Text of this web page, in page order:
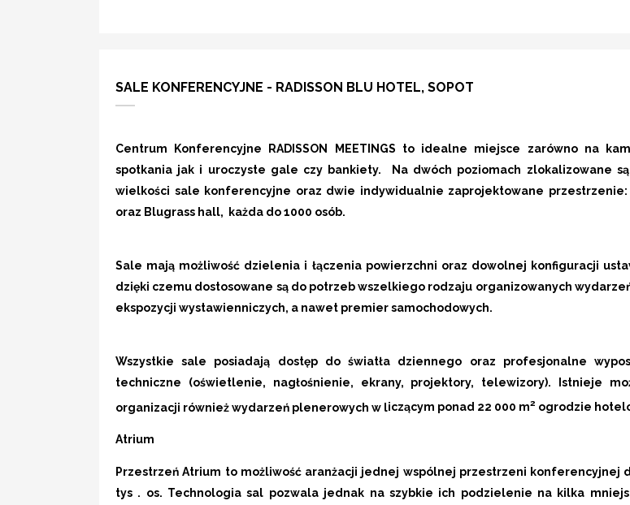
SALE KONFERENCYJNE - RADISSON BLU HOTEL, SOPOT
Centrum Konferencyjne RADISSON MEETINGS to idealne miejsce zarówno na
spotkania jak i uroczyste gale czy bankiety.
Na dwóch poziomach zlokalizowane
wielkości sale konferencyjne oraz dwie indywidualnie zaprojektowane przestrzenie:
oraz Blugrass hall, każda do 1000 osób.
Sale mają możliwość dzielenia i łączenia powierzchni oraz dowolnej konfiguracji
dzięki czemu dostosowane są do potrzebwszelkiego rodzaju organizowanych
ekspozycji wystawienniczych, a nawet premier samochodowych.
Wszystkie sale posiadają dostęp do światła dziennego oraz profesjonalne
techniczne (oświetlenie, nagłośnienie, ekrany, projektory, telewizory). Istnieje
organizacji również wydarzeń plenerowych w liczącym ponad 22 000 m2 ogrodzie
Atrium
Przestrzeń Atrium to możliwość aranżacji jednej wspólnej przestrzeni konferencyjnej
tys . os. Technologia sal pozwala jednak na szybkie ich podzielenie na kilka